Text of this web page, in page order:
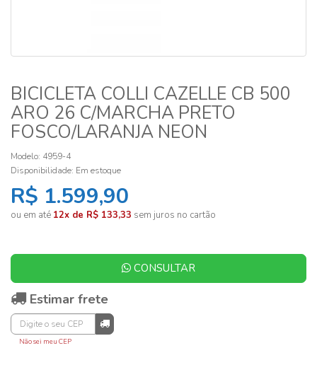
BICICLETA COLLI CAZELLE CB 500
ARO 26 C/MARCHA PRETO
FOSCO/LARANJA NEON
Modelo: 4959-4
Disponibilidade: Em estoque
R$ 1.599,90
ou em até 12x de R$ 133,33 sem juros no cartão
CONSULTAR
Estimar frete
Não sei meu CEP